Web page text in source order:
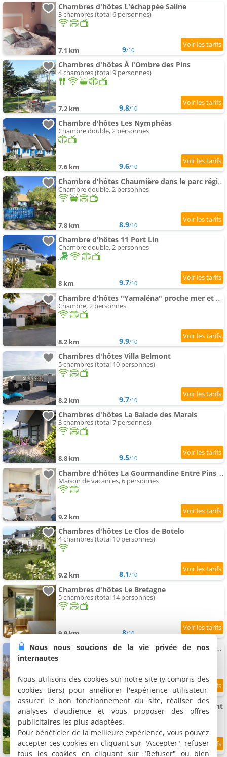
Chambres d'hôtes L'échappée Saline
3 chambres (total 6 personnes)
7.1 km 9/10
Chambres d'hôtes À l'Ombre des Pins
4 chambres (total 9 personnes)
7.2 km 9.8/10
Chambre d'hôtes Les Nymphéas
Chambre double, 2 personnes
7.6 km 9.6/10
Chambre d'hôtes Chaumière dans le parc régional de Brière
Chambre double, 2 personnes
7.8 km 8.9/10
Chambre d'hôtes 11 Port Lin
Chambre double, 2 personnes
8 km 9.7/10
Chambre d'hôtes "Yamaléna" proche mer et au calme à La Baule
Chambre, 2 personnes
8.2 km 9.9/10
Chambres d'hôtes Villa Belmont
5 chambres (total 10 personnes)
8.2 km 9.7/10
Chambres d'hôtes La Balade des Marais
3 chambres (total 7 personnes)
8.8 km 9.5/10
Chambre d'hôtes La Gourmandine Entre Pins & Océan Pornichet à pied
Maison de vacances, 6 personnes
9.2 km
Chambres d'hôtes Le Clos de Botelo
4 chambres (total 10 personnes)
9.2 km 8.1/10
Chambres d'hôtes Le Bretagne
5 chambres (total 14 personnes)
9.9 km 8/10
Chambre d'hôtes Suite Familiale à Proximité de la Mer - FR-1-306-1331
11.6 km
Chambre d'hôtes Chez Anne-Marie et Constant
Chambre double, 2 personnes
11.7 km 9.5
Nous nous soucions de la vie privée de nos
internautes
Nous utilisons des cookies sur notre site (y compris des
cookies tiers) pour améliorer l'expérience utilisateur,
assurer le bon fonctionnement du site, réaliser des
analyses d'audience et vous proposer des offres
publicitaires les plus adaptées.
Pour bénéficier de la meilleure expérience, vous pouvez
accepter ces cookies en cliquant sur "Accepter", refuser
tous les cookies en cliquant sur "Refuser" ou bien